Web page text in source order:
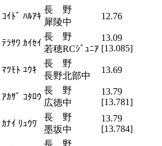
ｺｲﾄﾞ ﾊﾙｱｷ
長 野
犀陵中
12.76
ﾃﾗｻﾜ ｶｲｾｲ
長 野
若穂RCｼﾞｭﾆｱ
13.09
[13.085]
ﾏﾂﾓﾄ ﾕｳｷ
長 野
長野北部中
13.69
ｱｶｻﾞ ｺﾀﾛｳ
長 野
広徳中
13.79
[13.781]
ｶﾅｲ ﾘｭｳﾜ
長 野
墨坂中
13.79
[13.784]
長 野